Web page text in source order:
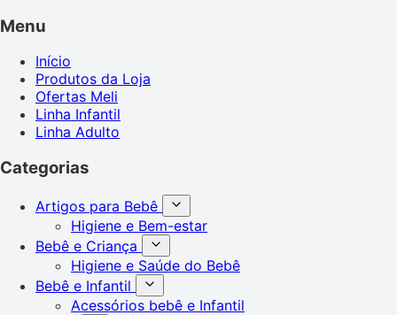
Menu
Início
Produtos da Loja
Ofertas Meli
Linha Infantil
Linha Adulto
Categorias
Artigos para Bebê
Higiene e Bem-estar
Bebê e Criança
Higiene e Saúde do Bebê
Bebê e Infantil
Acessórios bebê e Infantil